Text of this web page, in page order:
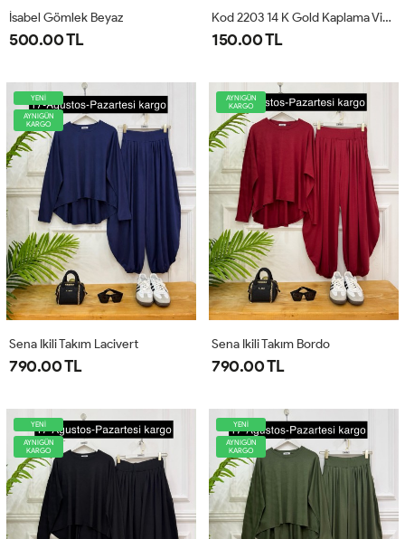
İsabel Gömlek Beyaz
500.00 TL
Kod 2203 14 K Gold Kaplama Vip Bileklik
150.00 TL
YENİ
AYNIGÜN
KARGO
Sena Ikili Takım Lacivert
790.00 TL
AYNIGÜN
KARGO
Sena Ikili Takım Bordo
790.00 TL
YENİ
AYNIGÜN
KARGO
YENİ
AYNIGÜN
KARGO